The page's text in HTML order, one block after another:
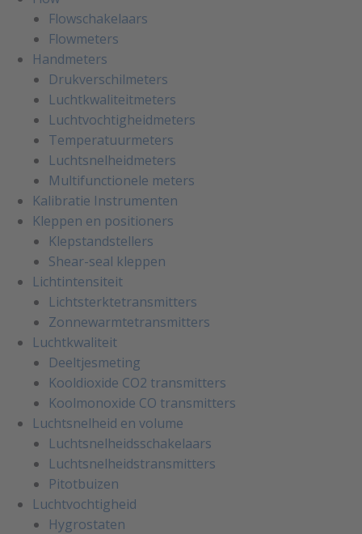
Flowschakelaars
Flowmeters
Handmeters
Drukverschilmeters
Luchtkwaliteitmeters
Luchtvochtigheidmeters
Temperatuurmeters
Luchtsnelheidmeters
Multifunctionele meters
Kalibratie Instrumenten
Kleppen en positioners
Klepstandstellers
Shear-seal kleppen
Lichtintensiteit
Lichtsterktetransmitters
Zonnewarmtetransmitters
Luchtkwaliteit
Deeltjesmeting
Kooldioxide CO2 transmitters
Koolmonoxide CO transmitters
Luchtsnelheid en volume
Luchtsnelheidsschakelaars
Luchtsnelheidstransmitters
Pitotbuizen
Luchtvochtigheid
Hygrostaten